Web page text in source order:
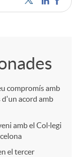
compromís amb
d'un acord amb
amb el Col·legi
el tercer